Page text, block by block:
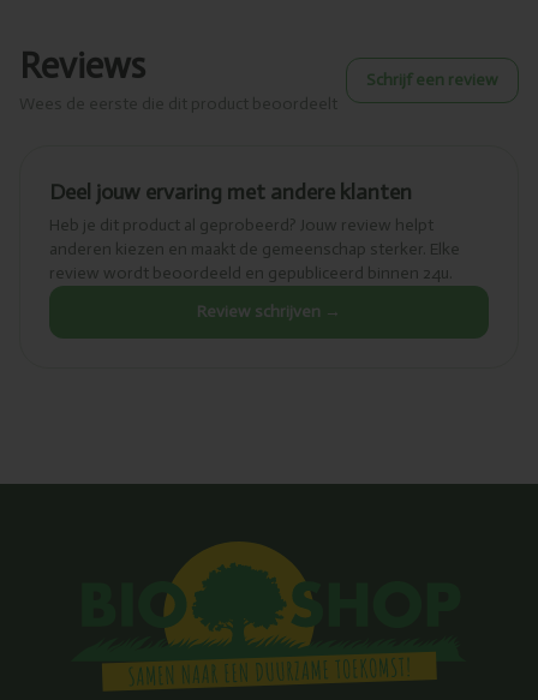
Reviews Schrijf een review
Deel jouw ervaring met andere klanten
Heb je dit product al geprobeerd? Jouw review helpt
anderen kiezen en maakt de gemeenschap sterker. Elke
review wordt beoordeeld en gepubliceerd binnen 24u.
Review schrijven →